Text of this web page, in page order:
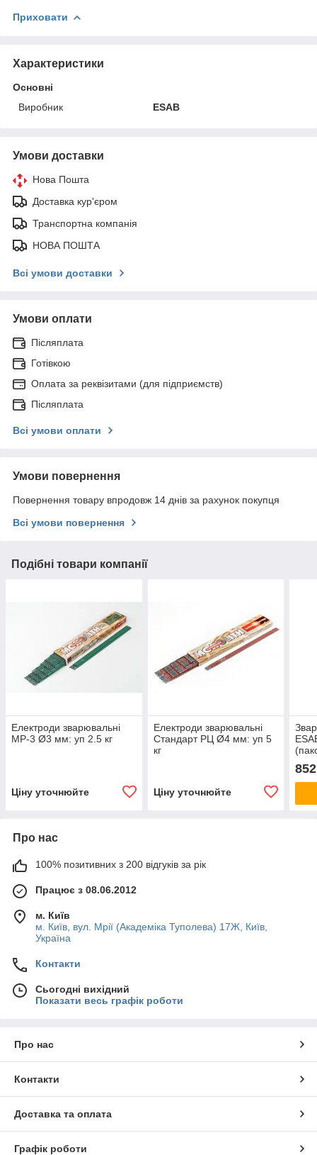
Приховати
Характеристики
Основні
Виробник
ESAB
Умови доставки
Нова Пошта
Доставка кур'єром
Транспортна компанія
НОВА ПОШТА
Всі умови доставки
Умови оплати
Післяплата
Готівкою
Оплата за реквізитами (для підприємств)
Післяплата
Всі умови оплати
Умови повернення
Повернення товару впродовж 14 днів за рахунок покупця
Всі умови повернення
Подібні товари компанії
Електроди зварювальні
МР-3 Ø3 мм: уп 2.5 кг
Ціну уточнюйте
Електроди зварювальні
Стандарт РЦ Ø4 мм: уп 5
кг
Ціну уточнюйте
852
Про нас
100% позитивних з 200 відгуків за рік
Працює з 08.06.2012
м. Київ
м. Київ, вул. Мрії (Академіка Туполева) 17Ж, Київ,
Україна
Контакти
Сьогодні вихідний
Показати весь графік роботи
Про нас
Контакти
Доставка та оплата
Графік роботи